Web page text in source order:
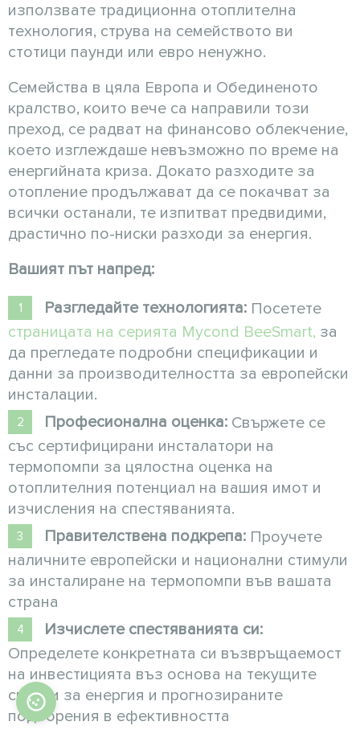
използвате традиционна отоплителна
технология, струва на семейството ви
стотици паунди или евро ненужно.
Семейства в цяла Европа и Обединеното
кралство, които вече са направили този
преход, се радват на финансово облекчение,
което изглеждаше невъзможно по време на
енергийната криза. Докато разходите за
отопление продължават да се покачват за
всички останали, те изпитват предвидими,
драстично по-ниски разходи за енергия.
Вашият път напред:
Разгледайте технологията: Посетете
страницата на серията Mycond BeeSmart, за
да прегледате подробни спецификации и
данни за производителността за европейски
инсталации.
Професионална оценка: Свържете се
със сертифицирани инсталатори на
термопомпи за цялостна оценка на
отоплителния потенциал на вашия имот и
изчисления на спестяванията.
Правителствена подкрепа: Проучете
наличните европейски и национални стимули
за инсталиране на термопомпи във вашата
страна
Изчислете спестяванията си:
Определете конкретната си възвръщаемост
на инвестицията въз основа на текущите
сметки за енергия и прогнозираните
подобрения в ефективността